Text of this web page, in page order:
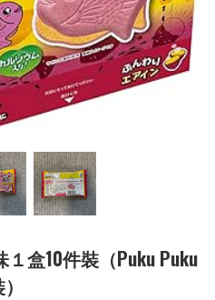
盒10件裝（Puku Puku